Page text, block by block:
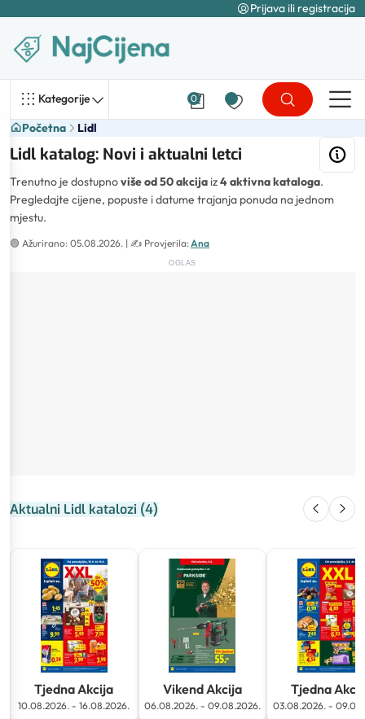
Prijava ili registracija
Kategorije 0
Početna Lidl
Lidl katalog: Novi i aktualni letci
Trenutno je dostupnoviše od 50 akcija iz4 aktivna kataloga.
Pregledajte cijene, popuste i datume trajanja ponuda na jednom
mjestu.
🟢 Ažurirano: 05.08.2026. | ✍️ Provjerila:Ana
OGLAS
Aktualni Lidl katalozi (4)
Tjedna Akcija
10.08.2026. -16.08.2026.
Vikend Akcija
06.08.2026. - 09.08.2026.
Tjedna
03.08.2026. -